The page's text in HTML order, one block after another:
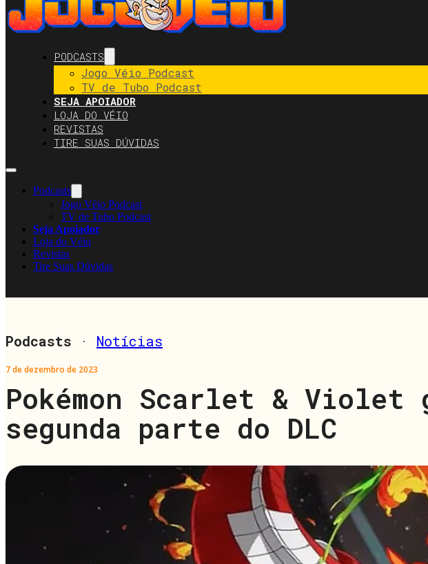
PODCASTS
Jogo Véio Podcast
TV de Tubo Podcast
SEJA APOIADOR
LOJA DO VÉIO
REVISTAS
TIRE SUAS DÚVIDAS
Podcasts
Jogo Véio Podcast
TV de Tubo Podcast
Seja Apoiador
Loja do Véio
Revistas
Tire Suas Dúvidas
Podcasts · Notícias
7 de dezembro de 2023
Pokémon Scarlet & Violet
segunda parte do DLC